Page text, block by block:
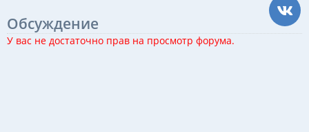
Обсуждение
У вас не достаточно прав на просмотр форума.